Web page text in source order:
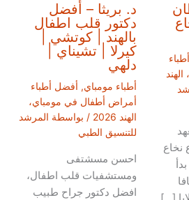
نخاع
العظام مدير و HOD بدأ
د. بريثا – أفضل
دكتور قلب اطفال
بالهند | كوتشي |
كيرلا | تشيناي |
دلهي
أطباء مومباي, أفضل أطباء
أمراض أطفال في مومباي،
الهند 2026
/ بواسطة المرشد
للتنسيق الطبي
احسن مسشتفى
ومستشفيات قلب اطفال،
افضل دكتور جراح طبيب